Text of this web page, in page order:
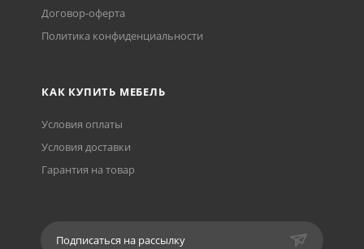
Договор-оферта
Политика конфиденциальности
КАК КУПИТЬ МЕБЕЛЬ
Условия оплаты
Условия доставки
Гарантия на товар
Подписаться на рассылку